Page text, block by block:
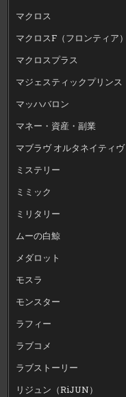
マクロス
マクロスF（フロンティア）
マクロスプラス
マジェスティックプリンス
マッハバロン
マネー・資産・副業
マブラヴ オルタネイティヴ
ミステリー
ミミック
ミリタリー
ムーの白鯨
メダロット
モスラ
モンスター
ラフィー
ラブコメ
ラブストーリー
リジュン（RiJUN）